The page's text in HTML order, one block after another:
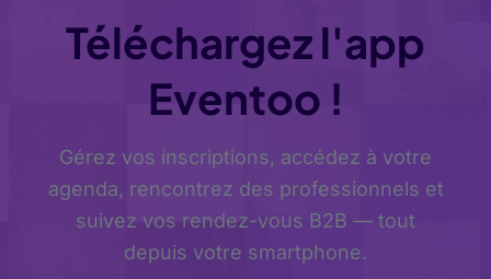
Téléchargez l'app
Eventoo !
Gérez vos inscriptions, accédez à votre
agenda, rencontrez des professionnels et
suivez vos rendez-vous B2B — tout
depuis votre smartphone.